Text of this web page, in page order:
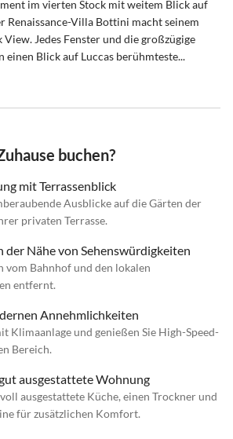
im vierten Stock mit weitem Blick auf
Renaissance-Villa Bottini macht seinem
View. Jedes Fenster und die großzügige
einen Blick auf Luccas berühmteste...
buchen?
mit Terrassenblick
Ausblicke auf die Gärten der
privaten Terrasse.
der Nähe von Sehenswürdigkeiten
vom Bahnhof und den lokalen
entfernt.
Annehmlichkeiten
Klimaanlage und genießen Sie High-Speed-
Bereich.
ausgestattete Wohnung
ausgestattete Küche, einen Trockner und
für zusätzlichen Komfort.